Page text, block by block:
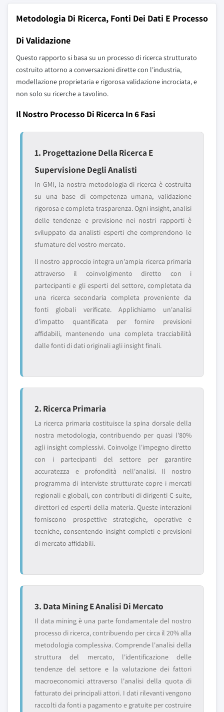
Metodologia Di Ricerca, Fonti Dei Dati E Processo
Di Validazione
Questo rapporto si basa su un processo di ricerca strutturato
costruito attorno a conversazioni dirette con l'industria,
modellazione proprietaria e rigorosa validazione incrociata, e
non solo su ricerche a tavolino.
Il Nostro Processo Di Ricerca In 6 Fasi
1. Progettazione Della Ricerca E
Supervisione Degli Analisti
In GMI, la nostra metodologia di ricerca è costruita
su una base di competenza umana, validazione
rigorosa e completa trasparenza. Ogni insight, analisi
delle tendenze e previsione nei nostri rapporti è
sviluppato da analisti esperti che comprendono le
sfumature del vostro mercato.
Il nostro approccio integra un'ampia ricerca primaria
attraverso il coinvolgimento diretto con i
partecipanti e gli esperti del settore, completata da
una ricerca secondaria completa proveniente da
fonti globali verificate. Applichiamo un'analisi
d'impatto quantificata per fornire previsioni
affidabili, mantenendo una completa tracciabilità
dalle fonti di dati originali agli insight finali.
2. Ricerca Primaria
La ricerca primaria costituisce la spina dorsale della
nostra metodologia, contribuendo per quasi l'80%
agli insight complessivi. Coinvolge l'impegno diretto
con i partecipanti del settore per garantire
accuratezza e profondità nell'analisi. Il nostro
programma di interviste strutturate copre i mercati
regionali e globali, con contributi di dirigenti C-suite,
direttori ed esperti della materia. Queste interazioni
forniscono prospettive strategiche, operative e
tecniche, consentendo insight completi e previsioni
di mercato affidabili.
3. Data Mining E Analisi Di Mercato
Il data mining è una parte fondamentale del nostro
processo di ricerca, contribuendo per circa il 20% alla
metodologia complessiva. Comprende l'analisi della
struttura del mercato, l'identificazione delle
tendenze del settore e la valutazione dei fattori
macroeconomici attraverso l'analisi della quota di
fatturato dei principali attori. I dati rilevanti vengono
raccolti da fonti a pagamento e gratuite per costruire